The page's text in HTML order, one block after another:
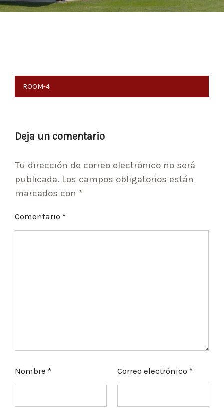
Navegación
entradas
ROOM-4
Deja un comentario
Tu dirección de correo electrónico no será
publicada. Los campos obligatorios están
marcados con *
Comentario *
Nombre * Correo electrónico *